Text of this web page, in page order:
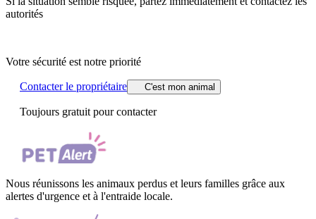
autorités
Votre sécurité est notre priorité
Contacter le propriétaire C'est mon animal
Toujours gratuit pour contacter
Nous réunissons les animaux perdus et leurs familles grâce aux
alertes d'urgence et à l'entraide locale.